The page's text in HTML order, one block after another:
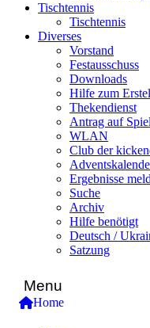
Tischtennis
Tischtennis
Diverses
Vorstand
Festausschuss
Downloads
Hilfe zum
Thekendienst
Antrag auf
WLAN
Club der
Ergebnisse
Suche
Archiv
Hilfe benötigt
Deutsch /
Satzung
Menu
Home